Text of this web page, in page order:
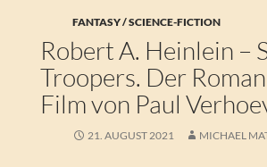
FANTASY / SCIENCE-FICTION
Robert A. Heinlein –
Troopers. Der
Film von Paul
21. AUGUST 2021 MICHAEL